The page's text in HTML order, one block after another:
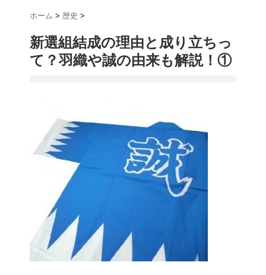
ホーム > 歴史 >
新選組結成の理由と成り立ちっ
て？羽織や誠の由来も解説！①